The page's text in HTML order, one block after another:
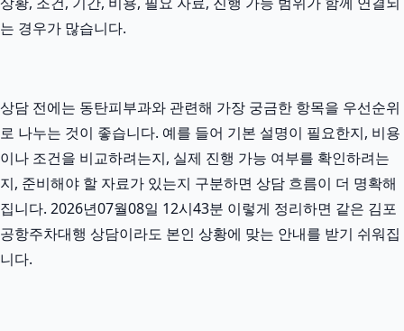
는 경우가 많습니다.
상담 전에는 동탄피부과와 관련해 가장 궁금한 항목을 우선순위
로 나누는 것이 좋습니다. 예를 들어 기본 설명이 필요한지, 비용
이나 조건을 비교하려는지, 실제 진행 가능 여부를 확인하려는
지, 준비해야 할 자료가 있는지 구분하면 상담 흐름이 더 명확해
집니다. 2026년07월08일 12시43분 이렇게 정리하면 같은 김포
공항주차대행 상담이라도 본인 상황에 맞는 안내를 받기 쉬워집
니다.